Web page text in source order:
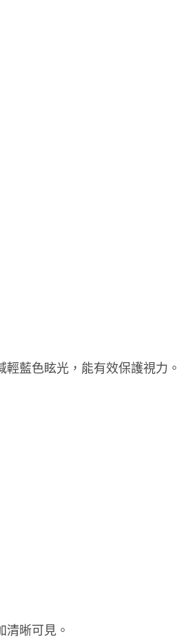
藍色眩光，能有效保護視力。
清晰可見。